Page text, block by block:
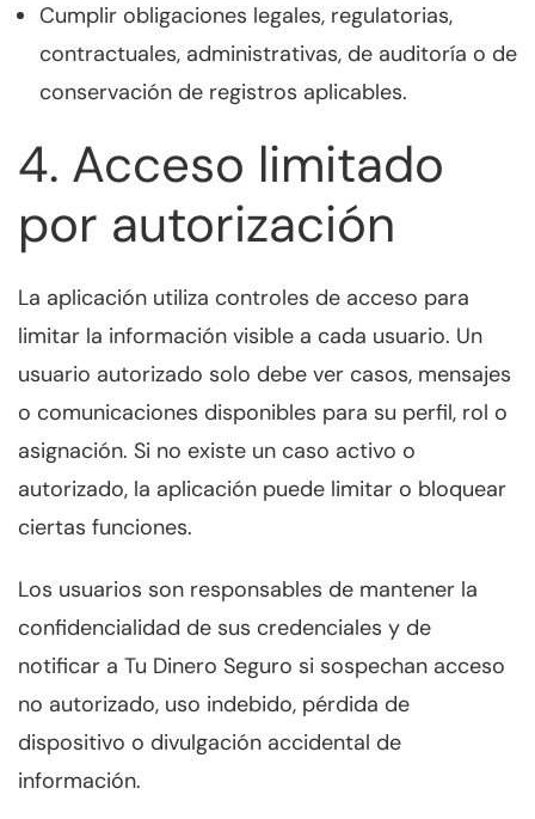
Cumplir obligaciones legales, regulatorias,
contractuales, administrativas, de auditoría o de
conservación de registros aplicables.
4. Acceso limitado
por autorización
La aplicación utiliza controles de acceso para
limitar la información visible a cada usuario. Un
usuario autorizado solo debe ver casos, mensajes
o comunicaciones disponibles para su perfil, rol o
asignación. Si no existe un caso activo o
autorizado, la aplicación puede limitar o bloquear
ciertas funciones.
Los usuarios son responsables de mantener la
confidencialidad de sus credenciales y de
notificar a Tu Dinero Seguro si sospechan acceso
no autorizado, uso indebido, pérdida de
dispositivo o divulgación accidental de
información.